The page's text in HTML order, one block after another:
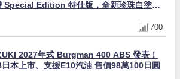
Special Edition 特仕版，全新珍珠白塗裝
700
2027年式 Burgman 400 ABS 發表！
本上市、支援E10汽油 售價98萬100日圓